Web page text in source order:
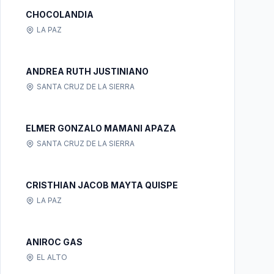
CHOCOLANDIA
LA PAZ
ANDREA RUTH JUSTINIANO
SANTA CRUZ DE LA SIERRA
ELMER GONZALO MAMANI APAZA
SANTA CRUZ DE LA SIERRA
CRISTHIAN JACOB MAYTA QUISPE
LA PAZ
ANIROC GAS
EL ALTO